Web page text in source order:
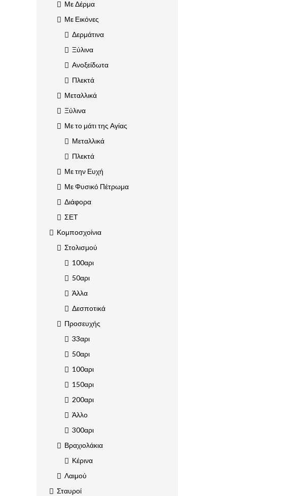
Με Δέρμα
Με Εικόνες
Δερμάτινα
Ξύλινα
Ανοξείδωτα
Πλεκτά
Μεταλλικά
Ξύλινα
Με το μάτι της Αγίας
Μεταλλικά
Πλεκτά
Με την Ευχή
Με Φυσικό Πέτρωμα
Διάφορα
ΣΕΤ
Κομποσχοίνια
Στολισμού
100αρι
50αρι
Άλλα
Δεσποτικά
Προσευχής
33αρι
50αρι
100αρι
150αρι
200αρι
Άλλο
300αρι
Βραχιολάκια
Κέρινα
Λαιμού
Σταυροί